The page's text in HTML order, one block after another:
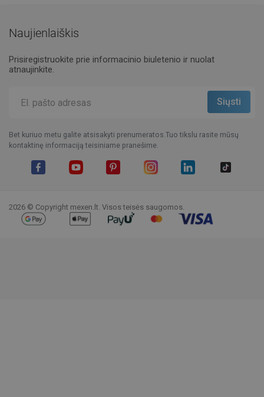
Naujienlaiškis
Prisiregistruokite prie informacinio biuletenio ir nuolat
atnaujinkite.
Bet kuriuo metu galite atsisakyti prenumeratos.Tuo tikslu rasite mūsų
kontaktinę informaciją teisiniame pranešime.
2026 © Copyright mexen.lt. Visos teisės saugomos.